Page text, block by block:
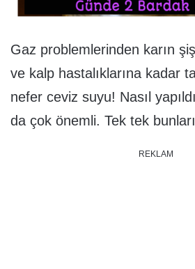
Gaz problemlerinden karın
ve kalp hastalıklarına kadar
nefer ceviz suyu! Nasıl
da çok önemli. Tek tek
REKLAM